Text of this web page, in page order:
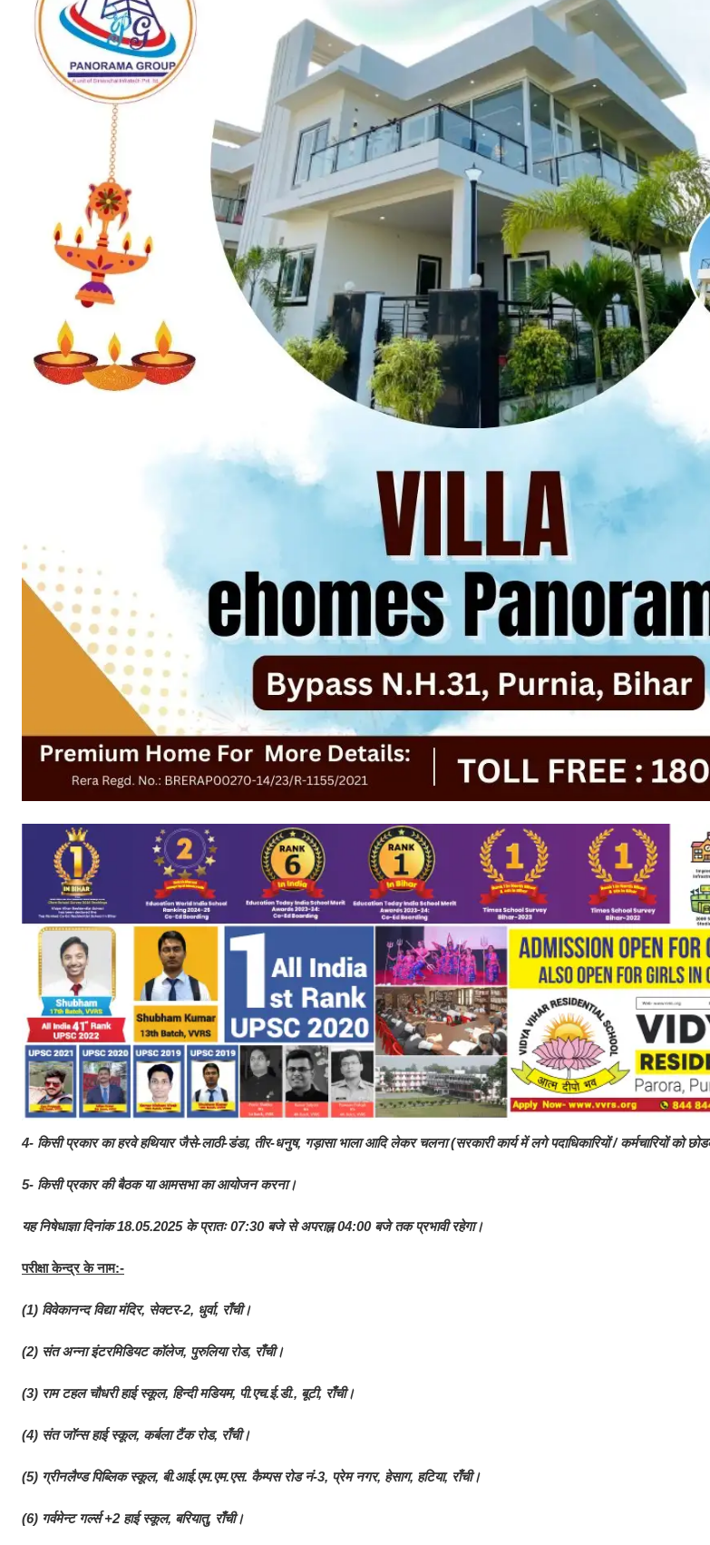
4- किसी प्रकार का हरवे हथियार जैसे-लाठी-डंडा, तीर-धनुष, गड़ासा भाला आदि लेकर चलना (सरकारी कार्य में लगे पदाधिकारियों / कर्मचारियों को
5- किसी प्रकार की बैठक या आमसभा का आयोजन करना।
यह निषेधाज्ञा दिनांक 18.05.2025 के प्रातः 07:30 बजे से अपराह्न 04:00 बजे तक प्रभावी रहेगा।
परीक्षा केन्द्र के नाम:-
(1) विवेकानन्द विद्या मंदिर, सेक्टर-2, धुर्वा, राँची।
(2) संत अन्ना इंटरमिडियट कॉलेज, पुरुलिया रोड, राँची।
(3) राम टहल चौधरी हाई स्कूल, हिन्दी मडियम, पी.एच.ई.डी., बूटी, राँची।
(4) संत जॉन्स हाई स्कूल, कर्बला टैंक रोड, राँची।
(5) ग्रीनलैण्ड पिब्लिक स्कूल, बी.आई.एम.एम.एस. कैम्पस रोड नं-3, प्रेम नगर, हेसाग, हटिया, राँची।
(6) गर्वमेन्ट गर्ल्स +2 हाई स्कूल, बरियातु, राँची।